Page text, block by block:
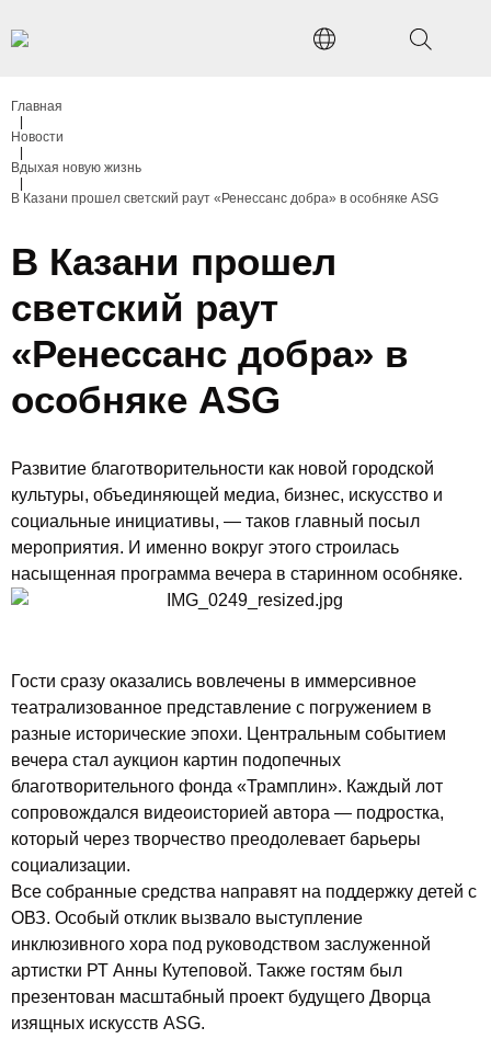
Главная
Новости
Вдыхая новую жизнь
В Казани прошел светский раут «Ренессанс добра» в особняке ASG
В Казани прошел
светский раут
«Ренессанс добра» в
особняке ASG
Развитие благотворительности как новой городской
культуры, объединяющей медиа, бизнес, искусство и
социальные инициативы, — таков главный посыл
мероприятия. И именно вокруг этого строилась
насыщенная программа вечера в старинном особняке.
Гости сразу оказались вовлечены в иммерсивное
театрализованное представление с погружением в
разные исторические эпохи. Центральным событием
вечера стал аукцион картин подопечных
благотворительного фонда «Трамплин». Каждый лот
сопровождался видеоисторией автора — подростка,
который через творчество преодолевает барьеры
социализации.
Все собранные средства направят на поддержку детей с
ОВЗ. Особый отклик вызвало выступление
инклюзивного хора под руководством заслуженной
артистки РТ Анны Кутеповой. Также гостям был
презентован масштабный проект будущего Дворца
изящных искусств ASG.